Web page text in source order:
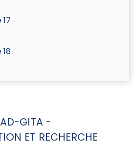
GITA -
ET RECHERCHE